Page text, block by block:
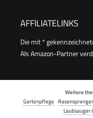
AFFILIATELINKS
Die mit *
Als Amazon-Partner
Weitere
Gartenpflege ·Rasensprenger
Laubsauger